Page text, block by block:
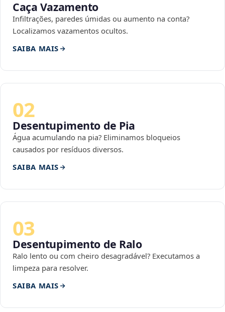
Caça Vazamento
Infiltrações, paredes úmidas ou aumento na conta?
Localizamos vazamentos ocultos.
SAIBA MAIS
02
Desentupimento de Pia
Água acumulando na pia? Eliminamos bloqueios
causados por resíduos diversos.
SAIBA MAIS
03
Desentupimento de Ralo
Ralo lento ou com cheiro desagradável? Executamos a
limpeza para resolver.
SAIBA MAIS